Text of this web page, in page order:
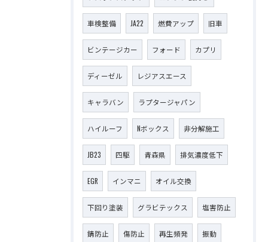
車検整備 JA22 燃費アップ 旧車
ビンテージカー フォード カプリ
ディーゼル レジアスエース
キャラバン ラプタージャパン
ハイルーフ Nボックス 非分解施工
JB23 四駆 青森県 排気濃度低下
EGR インマニ オイル交換
下回り塗装 グラビテックス 塩害防止
錆防止 傷防止 再生頻発 振動